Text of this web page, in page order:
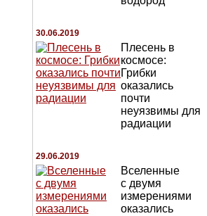
30.06.2019
Плесень в
космосе:
Грибки
оказались
почти
неуязвимы для
радиации
29.06.2019
Вселенные
с двумя
измерениями
оказались